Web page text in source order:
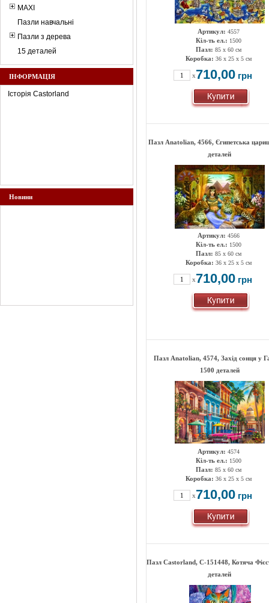
MAXI
Пазли навчальні
Пазли з дерева
15 деталей
ІНФОРМАЦІЯ
Історія Castorland
Новини
Артикул: 4557
Кіл-ть ел.: 1500
Пазл: 85 x 60 см
Коробка: 36 x 25 x 5 см
x710,00 грн
Пазл Anatolian, 4566, Єгипетська
деталей
Артикул: 4566
Кіл-ть ел.: 1500
Пазл: 85 x 60 см
Коробка: 36 x 25 x 5 см
x710,00 грн
Пазл Anatolian, 4574, Захід сонця у
1500 деталей
Артикул: 4574
Кіл-ть ел.: 1500
Пазл: 85 x 60 см
Коробка: 36 x 25 x 5 см
x710,00 грн
Пазл Castorland, C-151448, Котяча
деталей